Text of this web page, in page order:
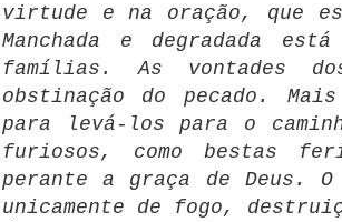
virtude e na oração, que
Manchada e degradada
famílias. As vontades
obstinação do pecado.
para levá-los para o
furiosos, como bestas
perante a graça de Deus.
unicamente de fogo,